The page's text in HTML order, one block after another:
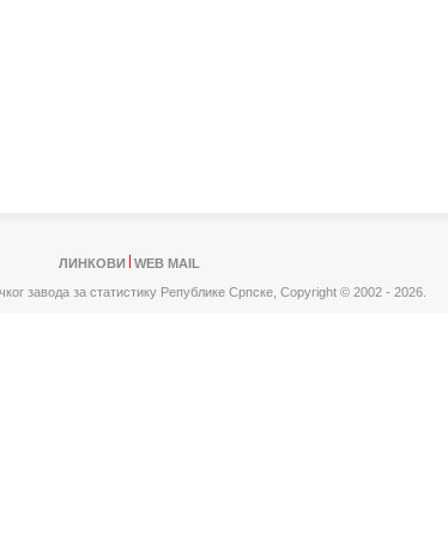
ЛИНКОВИ
WEB MAIL
завода за статистику Републике Српске, Copyright © 2002 - 2026.